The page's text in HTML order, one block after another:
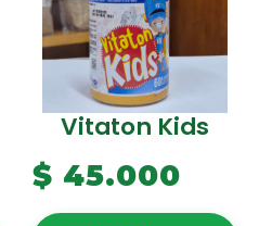
Vitaton Kids
$ 45.000